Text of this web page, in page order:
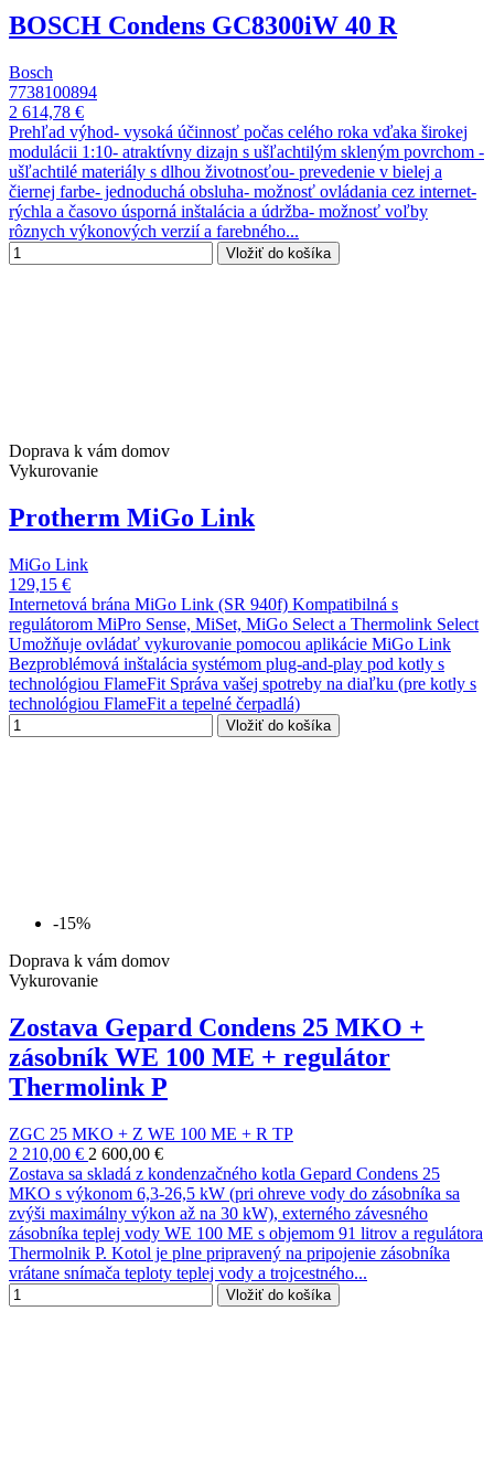
BOSCH Condens GC8300iW 40 R
Bosch
7738100894
2 614,78 €
Prehľad výhod- vysoká účinnosť počas celého roka vďaka širokej
modulácii 1:10- atraktívny dizajn s ušľachtilým skleným povrchom -
ušľachtilé materiály s dlhou životnosťou- prevedenie v bielej a
čiernej farbe- jednoduchá obsluha- možnosť ovládania cez internet-
rýchla a časovo úsporná inštalácia a údržba- možnosť voľby
rôznych výkonových verzií a farebného...
Vložiť do košíka
Doprava k vám domov
Vykurovanie
Protherm MiGo Link
MiGo Link
129,15 €
Internetová brána MiGo Link (SR 940f) Kompatibilná s
regulátorom MiPro Sense, MiSet, MiGo Select a Thermolink Select
Umožňuje ovládať vykurovanie pomocou aplikácie MiGo Link
Bezproblémová inštalácia systémom plug-and-play pod kotly s
technológiou FlameFit Správa vašej spotreby na diaľku (pre kotly s
technológiou FlameFit a tepelné čerpadlá)
Vložiť do košíka
-15%
Doprava k vám domov
Vykurovanie
Zostava Gepard Condens 25 MKO +
zásobník WE 100 ME + regulátor
Thermolink P
ZGC 25 MKO + Z WE 100 ME + R TP
2 210,00 € 2 600,00 €
Zostava sa skladá z kondenzačného kotla Gepard Condens 25
MKO s výkonom 6,3-26,5 kW (pri ohreve vody do zásobníka sa
zvýši maximálny výkon až na 30 kW), externého závesného
zásobníka teplej vody WE 100 ME s objemom 91 litrov a regulátora
Thermolnik P. Kotol je plne pripravený na pripojenie zásobníka
vrátane snímača teploty teplej vody a trojcestného...
Vložiť do košíka